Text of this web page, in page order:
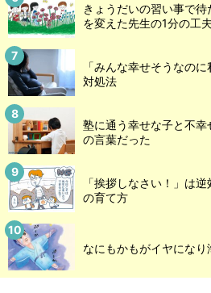
きょうだいの習い事で
を変えた先生の1分の工夫
「みんな幸せそうなの
対処法
塾に通う幸せな子と不
の言葉だった
「挨拶しなさい！」は
の育て方
なにもかもがイヤにな